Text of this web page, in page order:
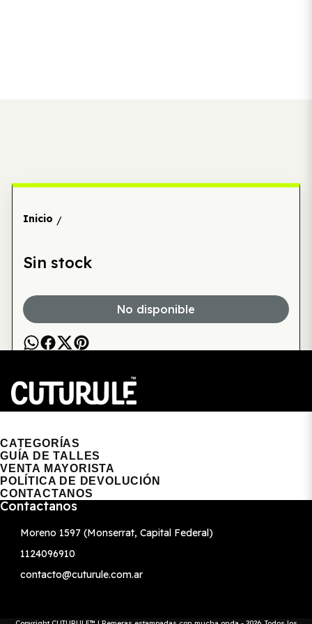
Inicio /
Sin stock
No disponible
CATEGORÍAS
GUÍA DE TALLES
VENTA MAYORISTA
POLÍTICA DE DEVOLUCIÓN
CONTACTANOS
Contactanos
Moreno 1597 (Monserrat, Capital Federal)
1124096910
contacto@cuturule.com.ar